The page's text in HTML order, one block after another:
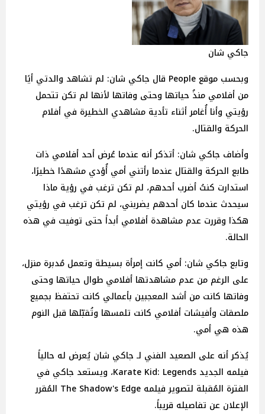
جاكي شان
وبحسب موقع People قال جاكي شان: لم تشاهد والدتي أيًا
من أفلامي منذُ حياتها وحتى وفاتها لأنها لم تكن تتحمل
رؤيتي وأنا أُغامر أثناء تأدية مشاهدي الخطيرة في أفلام
الحركة والقتال.
وأضاف جاكي شان: أتذكر أنه عندما عُرض أحد أفلامي ذات
طابع الحركة والقتال عندما رأتني أمي أُؤدي مشهدًا خطيرًا،
استدارت كنتُ أضرب أحدهم، لم تكن ترغب في رؤية ماذا
سيحدث عندما كان أحدهم يضربني، لم تكن ترغب في رؤيتي
هكذا وقررت عدم مشاهدة أفلامي أبداً حتى توفيت في هذه
الحالة.
وتابع جاكي شان: أمي كانت إمرأة بسيطة وتعمل مُدبرة منزل،
على الرغم من عدم مشاهدتها أفلامي طوال حياتها وحتى
وفاتها كانت من أشد المعجبين بأعمالي كانت تحتفظ بجميع
ملصقات وأفيشات أفلامي كانت تلمسها وتُقبّلها قبل النوم
هذه هي أمي.
يُذكر أنه على الصعيد الفني لـ جاكي شان يُعرض له حالياً
فيلمه الجديد Karate Kid: Legends، ويستعد جاكي في
الفترة المُقبلة لتصوير فيلمه The Shadow's Edge المُقرر
الإعلان عن تفاصيله قريباً.